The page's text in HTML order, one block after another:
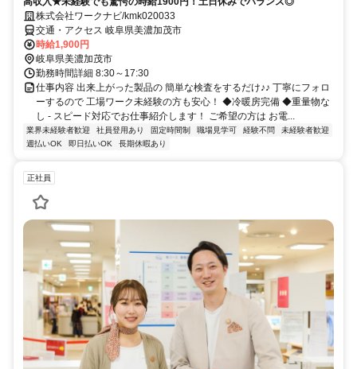
株式会社ワークナビ/kmk020033
交通・アクセス 岐阜県美濃加茂市
時給1,900円
岐阜県美濃加茂市
勤務時間詳細 8:30～17:30
仕事内容 出来上がった製品の 簡単な検査をするだけ♪♪ 丁寧にフォロ
ーするので 工場ワーク未経験の方も安心！ ◆冷暖房完備 ◆重量物な
し - スピード対応でお仕事紹介します！ ご希望の方は お電...
業界未経験者歓迎 社員登用あり 固定時間制 職場見学可 経験不問
未経験者歓迎
週払いOK
即日払いOK 長期休暇あり
正社員